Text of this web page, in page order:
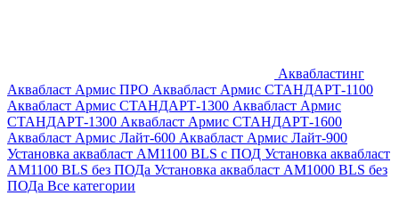
Аквабластинг
Аквабласт Армис ПРО Аквабласт Армис СТАНДАРТ-1100
Аквабласт Армис СТАНДАРТ-1300 Аквабласт Армис
СТАНДАРТ-1300 Аквабласт Армис СТАНДАРТ-1600
Аквабласт Армис Лайт-600 Аквабласт Армис Лайт-900
Установка аквабласт AM1100 BLS с ПОД Установка аквабласт
AM1100 BLS без ПОДа Установка аквабласт AM1000 BLS без
ПОДа Все категории